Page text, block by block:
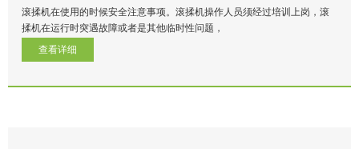
滚揉机在使用的时候安全注意事项。滚揉机操作人员须经过培训上岗，滚
揉机在运行时突遇故障或者是其他临时性问题，
查看详细